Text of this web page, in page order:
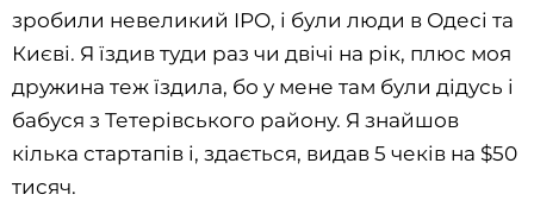
зробили невеликий IPO, і були люди в Одесі та
Києві. Я їздив туди раз чи двічі на рік, плюс моя
дружина теж їздила, бо у мене там були дідусь і
бабуся з Тетерівського району. Я знайшов
кілька стартапів і, здається, видав 5 чеків на $50
тисяч.